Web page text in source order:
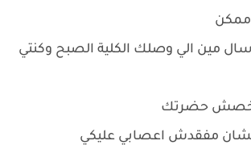
ممكن
مين الي وصلك الكلية الصبح وكنتي
حضرتك
مفقدش اعصابي عليكي